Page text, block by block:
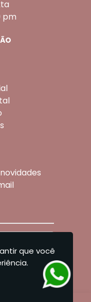
pm
Dental e
que você